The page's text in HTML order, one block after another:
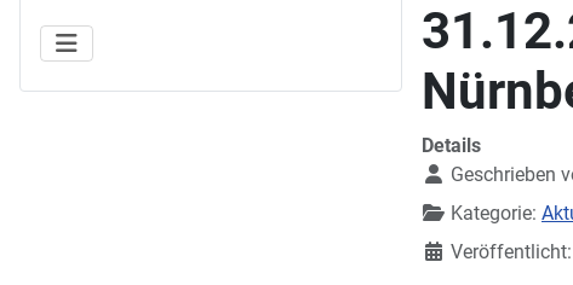
Details
Geschrieben
Kategorie: